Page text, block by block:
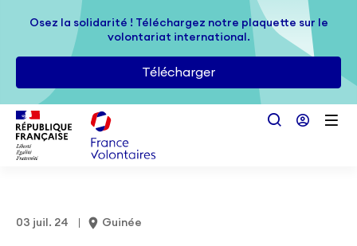
Passer au contenu principal
Osez la solidarité ! Téléchargez notre plaquette sur le
volontariat international.
Télécharger
Osez la solidarité ! Téléchargez notre plaquette sur le
volontariat international.
Télécharger
03 juil. 24 Guinée